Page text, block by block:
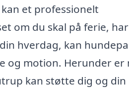
et professionelt
om du skal på ferie,
hverdag, kan
og motion. Herunder er
kan støtte dig og din